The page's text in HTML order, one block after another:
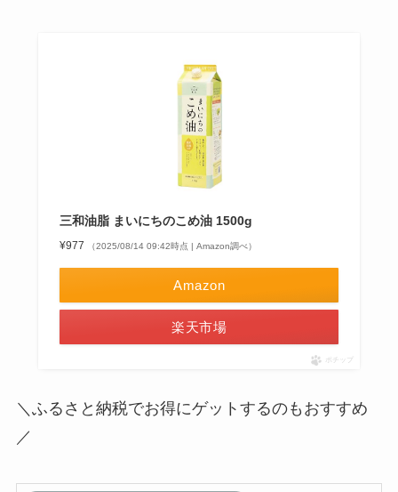
三和油脂 まいにちのこめ油 1500g
¥977 （2025/08/14 09:42時点 | Amazon調べ）
Amazon
楽天市場
ポチップ
＼ふるさと納税でお得にゲットするのもおすすめ
／